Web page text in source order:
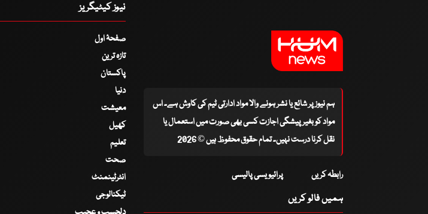
ہم نیوز پر شائع یا نشر ہونے والا مواد ادارتی ٹیم کی کاوش ہے۔ اس
مواد کو بغیر پیشگی اجازت کسی بھی صورت میں استعمال یا
نقل کرنا درست نہیں۔ تمام حقوق محفوظ ہیں © 2026
رابطہ کریں پرائیویسی پالیسی
ہمیں فالو کریں
نیوز کیٹیگریز
صفحۂ اول
تازہ ترین
پاکستان
دنیا
معیشت
کھیل
تعلیم
صحت
انٹرٹینمنٹ
ٹیکنالوجی